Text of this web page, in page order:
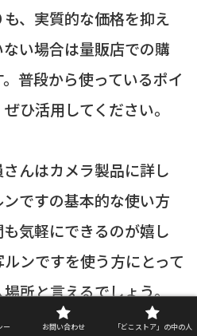
、実質的な価格を抑え
い場合は量販店での購
普段から使っているポイ
ひ活用してください。
んはカメラ製品に詳し
ですの基本的な使い方
気軽にできるのが嬉し
ンですを使う方にとって
所と言えるでしょう。
ー お問い合わせ 「どこストア」の中の人